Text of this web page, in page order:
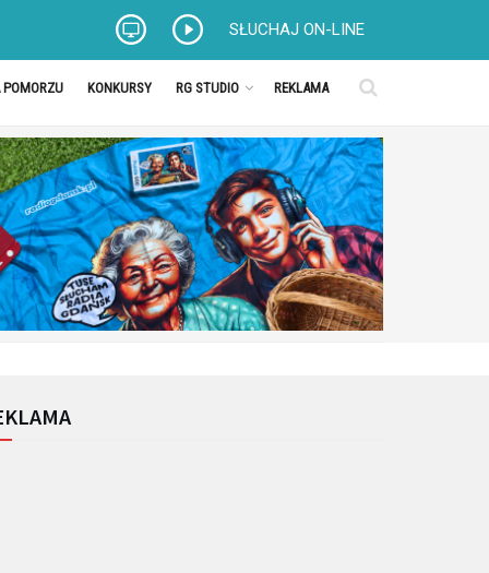
SŁUCHAJ ON-LINE
KONKURSY RG STUDIO REKLAMA